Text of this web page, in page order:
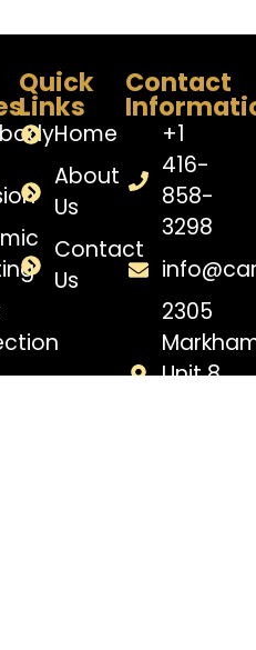
Quick
Links
Home
About
Us
Contact
Us
Contact
+1
416-
858-
3298
2305
Unit 8,